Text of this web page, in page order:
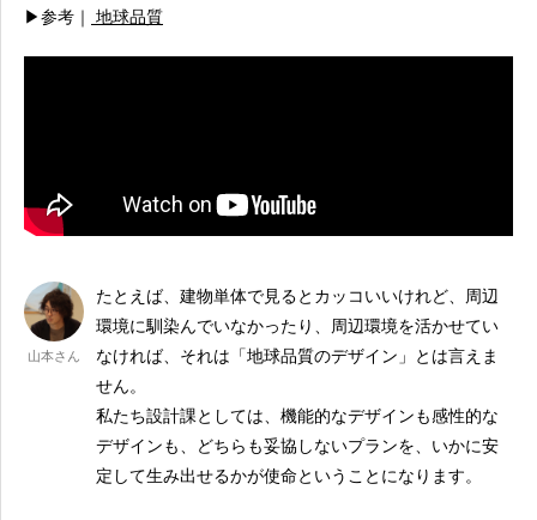
▶参考｜ 地球品質
山本さん
たとえば、建物単体で見るとカッコいいけれど、周辺
環境に馴染んでいなかったり、周辺環境を活かせてい
なければ、それは「地球品質のデザイン」とは言えま
せん。
私たち設計課としては、機能的なデザインも感性的な
デザインも、どちらも妥協しないプランを、いかに安
定して生み出せるかが使命ということになります。